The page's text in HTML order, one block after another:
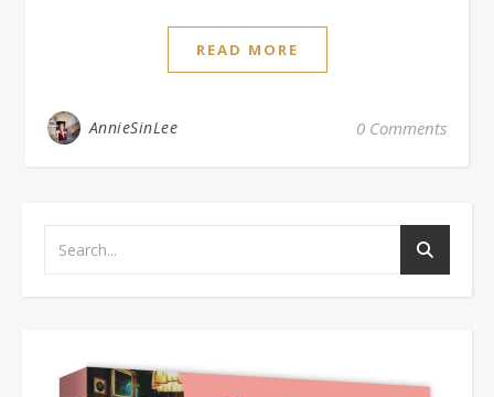
READ MORE
AnnieSinLee 0 Comments